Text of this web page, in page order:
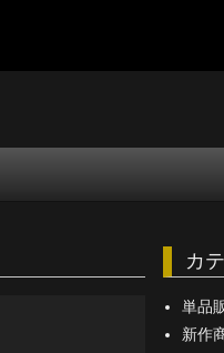
カ
単品
新作